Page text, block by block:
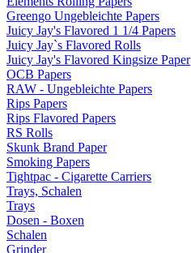
Greengo Ungebleichte Papers
Juicy Jay's Flavored 1 1/4 Papers
Juicy Jay`s Flavored Rolls
Juicy Jay's Flavored Kingsize Paper
OCB Papers
RAW - Ungebleichte Papers
Rips Papers
Rips Flavored Papers
RS Rolls
Skunk Brand Paper
Smoking Papers
Tightpac - Cigarette Carriers
Trays, Schalen
Trays
Dosen - Boxen
Schalen
Grinder